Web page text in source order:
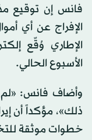
فانس إن توقيع
الإفراج عن أي
الإطاري وُقّع
الأسبوع الحالي.
وأضاف فانس: «لم
ذلك»، مؤكداً أن
خطوات موثقة